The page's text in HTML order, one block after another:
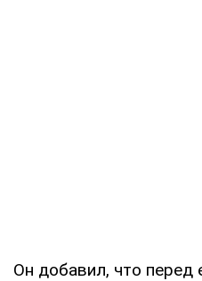
Он добавил, что перед